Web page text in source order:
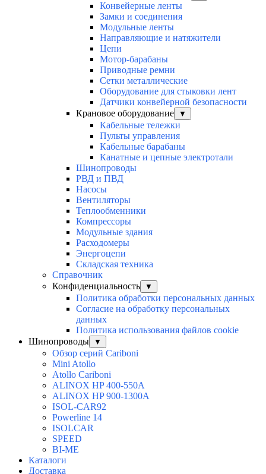
Конвейерные ленты
Замки и соединения
Модульные ленты
Направляющие и натяжители
Цепи
Мотор-барабаны
Приводные ремни
Сетки металлические
Оборудование для стыковки лент
Датчики конвейерной безопасности
Крановое оборудование
▼
Кабельные тележки
Пульты управления
Кабельные барабаны
Канатные и цепные электротали
Шинопроводы
РВД и ПВД
Насосы
Вентиляторы
Теплообменники
Компрессоры
Модульные здания
Расходомеры
Энергоцепи
Складская техника
Справочник
Конфиденциальность
▼
Политика обработки персональных данных
Согласие на обработку персональных
данных
Политика использования файлов cookie
Шинопроводы
▼
Обзор серий Cariboni
Mini Atollo
Atollo Cariboni
ALINOX HP 400-550A
ALINOX HP 900-1300A
ISOL-CAR92
Powerline 14
ISOLCAR
SPEED
BI-ME
Каталоги
Доставка